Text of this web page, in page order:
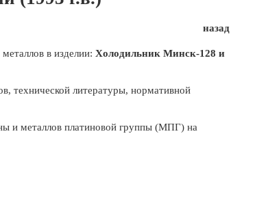
назад
в изделии: Холодильник Минск-128 и
технической литературы, нормативной
и металлов платиновой группы (МПГ) на